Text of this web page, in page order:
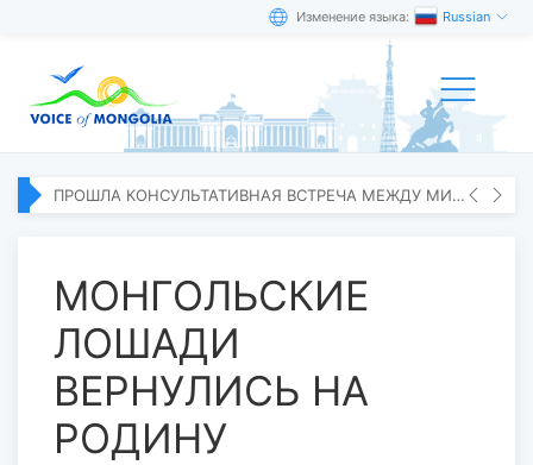
Изменение языка: Russian
ПРОШЛА КОНСУЛЬТАТИВНАЯ ВСТРЕЧА МЕЖДУ МИД МОНГОЛИИ И ЯПОНИИ
МОНГОЛЬСКИЕ
ЛОШАДИ
ВЕРНУЛИСЬ НА
РОДИНУ